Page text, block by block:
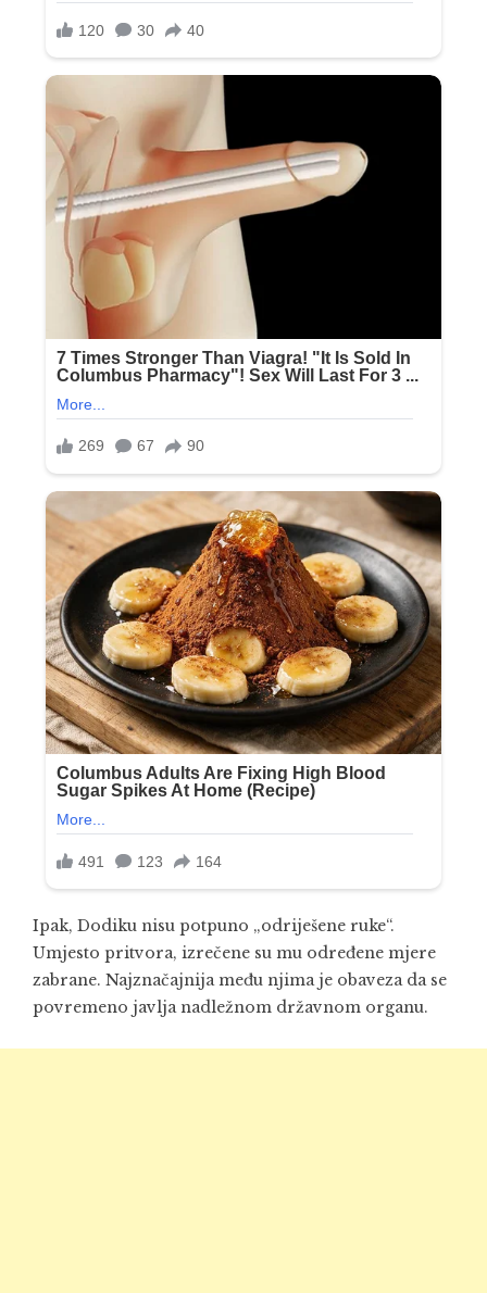
Ipak, Dodiku nisu potpuno „odriješene ruke“.
Umjesto pritvora, izrečene su mu određene mjere
zabrane. Najznačajnija među njima je obaveza da se
povremeno javlja nadležnom državnom organu.